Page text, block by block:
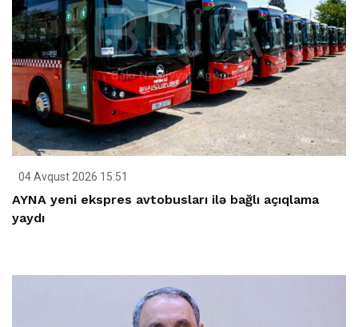
04 Avqust 2026 15:51
AYNA yeni ekspres avtobusları ilə bağlı açıqlama
yaydı